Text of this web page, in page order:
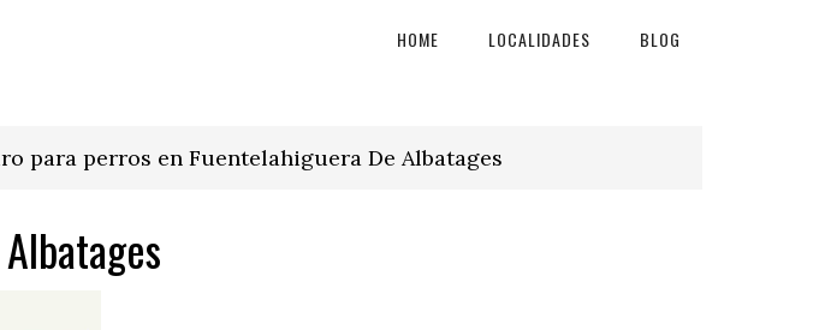
HOME LOCALIDADES BLOG
para perros en Fuentelahiguera De Albatages